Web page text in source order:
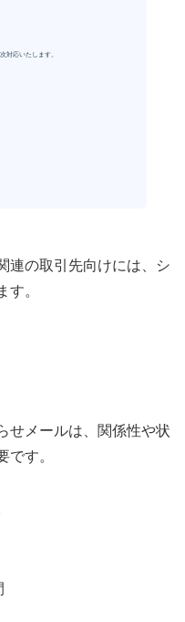
対応いたします。
連の取引先向けには、シ
。
せメールは、関係性や状
す。